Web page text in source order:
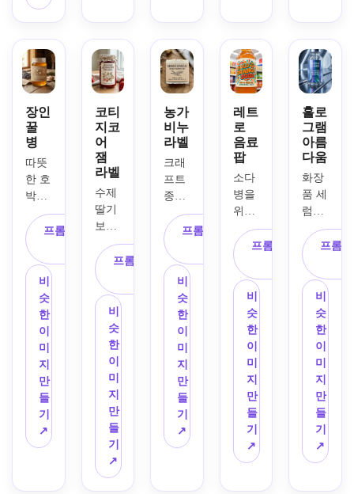
아웃,
따뜻
한 베
이지
와 아
이보
리 컬
러 팔
레트,
세련
된 세
리프
세리
이포
그래
피 스
타일
우아
한 스
페이
은은
한 섀
도우
라벨
미엄
브랜
딩,
균형
잡힌
구성,
미묘
한 엠
보싱
디테
일,
매끄
러운
항아
리 표
면,
고대
비 무
부드
러운
방향
성 조
현대
적인
향수
포장
컨셉,
이션,
구세
계 타
이포
그래
피 스
타일,
세피
아와
조용
한 갈
색
톤,
세부
적인
라인
워크,
향수
를 불
러일
으키
는 약
국 분
위기,
어두
운 세
리프
타이
포그
래피,
중앙
문장
엠블
럼,
고급
포도
원 일
러스
트레
이션,
균형
잡힌
수직
구성,
세련
된 헤
리티
지 브
랜딩,
사실
스타
일,
클린
모던
레이
아웃,
미묘
한 리
프 및
플로
럴 일
러스
트레
이션,
부드
러운
매트
텍스
처,
사실
적인
병 또
는 튜
브 모
자연
장인
꿀
병
따뜻
한 호
박색,
크림,
크래
프트
종이
톤의
소박
한 꿀
항아
리 라
벨 컨
셉,
손으
로 그
린 벌
과 야
프롬프트 복
비
슷
한
이
미
지
만
들
기
↗
코티
지코
어
잼
라벨
수제
딸기
보존
용 귀
여운
코티
지코
어 잼
라벨,
부드
러운
파스
텔 팔
레트,
손으
로 그
린 과
일 일
프롬프트 복
비
슷
한
이
미
지
만
들
기
↗
농가
비누
라벨
크래
프트
종이
질감
의 농
가 스
타일
의 비
누 라
벨 디
자인,
심플
한 블
랙 타
이포
그래
미묘
프롬프트 복
비
슷
한
이
미
지
만
들
기
↗
레트
로
음료
팝
소다
병을
위한
대담
한 복
고풍
음료
라벨
아트
워크,
포화
오렌
청록
레드
팔레
트,
프롬프트 복
비
슷
한
이
미
지
만
들
기
↗
홀로
그램
아름
다움
화장
품 세
럼을
위한
미래
뷰티
라벨
컨셉,
홀로
그램
크롬
효과,
무지
개 그
라데
이션
하이
라이
프롬
비
슷
한
이
미
지
만
들
기
↗